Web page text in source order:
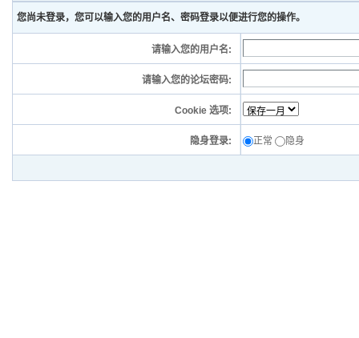
您尚未登录，您可以输入您的用户名、密码登录以便进行您的操作。
请输入您的用户名:
请输入您的论坛密码:
Cookie 选项:
隐身登录: 正常 隐身